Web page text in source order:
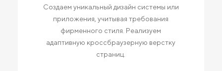
Создаем уникальный дизайн системы или
приложения, учитывая требования
фирменного стиля. Реализуем
адаптивную кроссбраузерную верстку
страниц.